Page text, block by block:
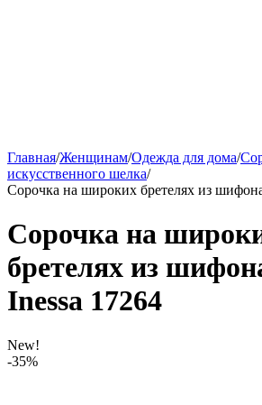
Главная/Женщинам/Одежда для дома/
искусственного шелка/
Сорочка на широких бретелях из
Сорочка на
бретелях из
Inessa 17264
New!
-35%